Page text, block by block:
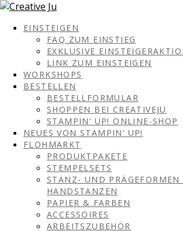
EINSTEIGEN
FAQ ZUM EINSTIEG
EXKLUSIVE
LINK ZUM EINSTEIGEN
WORKSHOPS
BESTELLEN
BESTELLFORMULAR
SHOPPEN BEI CREATIVEJU
STAMPIN‘ UP! ONLINE-SHOP
NEUES VON STAMPIN‘ UP!
FLOHMARKT
PRODUKTPAKETE
STEMPELSETS
STANZ- UND PRÄGEFORMEN
HANDSTANZEN
PAPIER & FARBEN
ACCESSOIRES
ARBEITSZUBEHÖR